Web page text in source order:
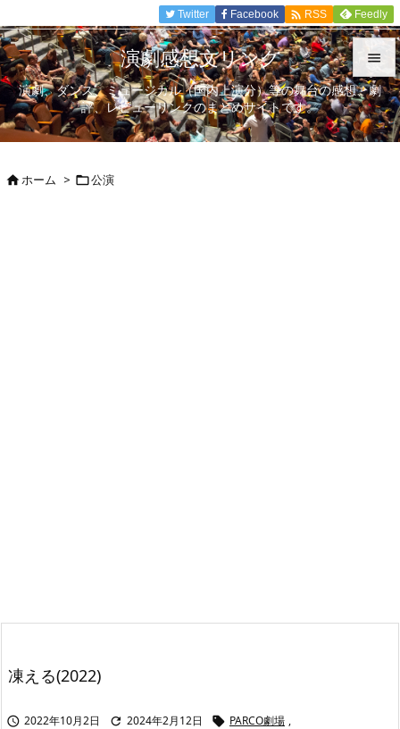


メニュ

Twitter Facebook  RSS Feedly
演劇感想文リンク
演劇、ダンス、ミュージカル（国内上演分）等の舞台の感想、劇
評、レビューリンクのまとめサイトです。
ホーム > 公演
凍える(2022)
 2022年10月2日  2024年2月12日  PARCO劇場 ,